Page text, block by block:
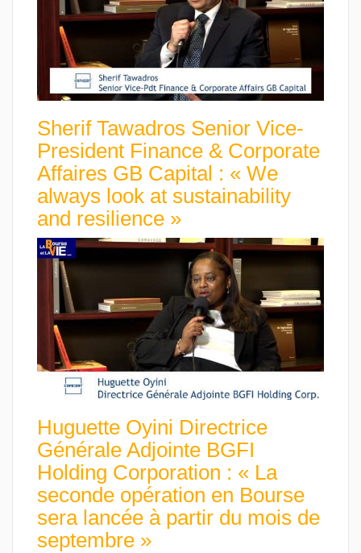
Sherif Tawadros Senior Vice-
President Finance & Corporate
Affaires GB Capital : « We
always look at sustainability
and resilience »
Huguette Oyini Directrice
Générale Adjointe BGFI
Holding Corporation : « La
seconde opération en Bourse
sera lancée à partir du mois de
septembre »